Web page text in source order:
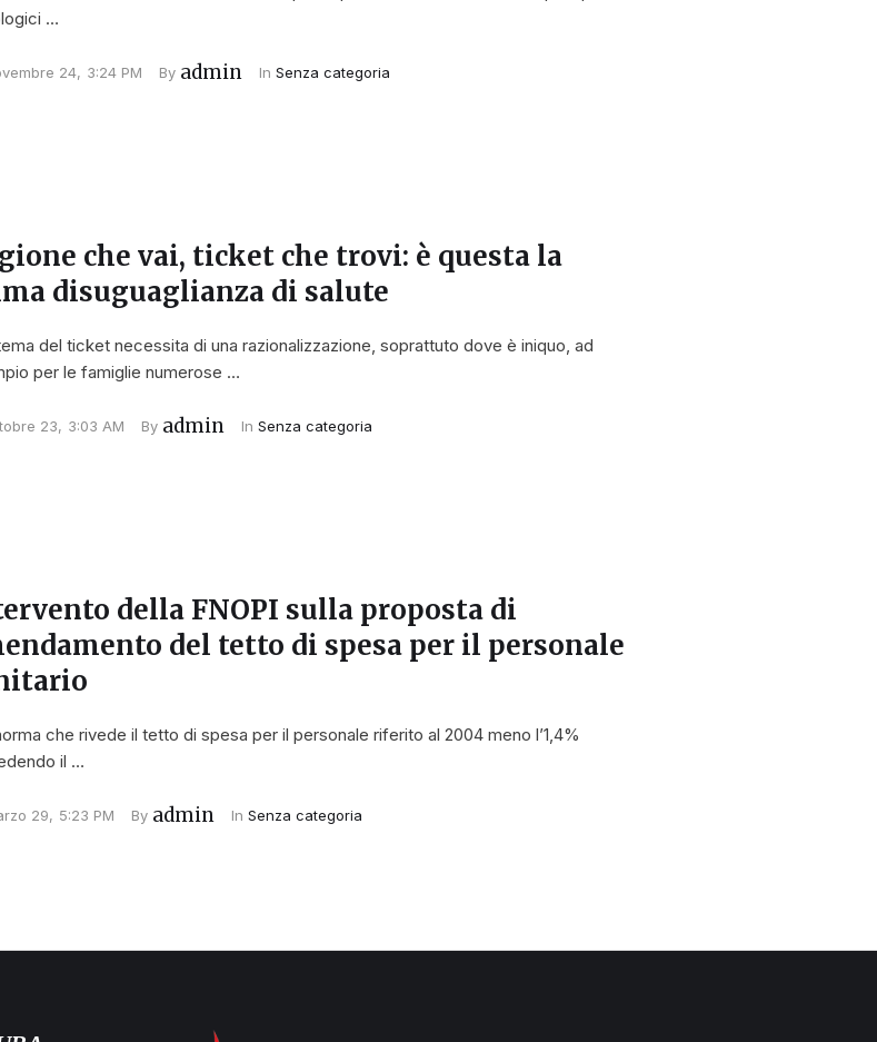
…
24, 3:24 PM By admin In Senza categoria
che vai, ticket che trovi: è questa la
disuguaglianza di salute
del ticket necessita di una razionalizzazione, soprattuto dove è iniquo, ad
per le famiglie numerose …
23, 3:03 AM By admin In Senza categoria
della FNOPI sulla proposta di
del tetto di spesa per il personale
che rivede il tetto di spesa per il personale riferito al 2004 meno l’1,4%
il …
29, 5:23 PM By admin In Senza categoria